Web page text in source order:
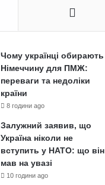
Чому українці обирають
Німеччину для ПМЖ:
переваги та недоліки
країни
8 години ago
Залужний заявив, що
Україна ніколи не
вступить у НАТО: що він
мав на увазі
10 години ago